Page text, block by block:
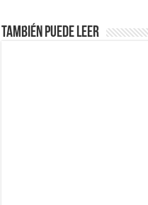
También puede leer